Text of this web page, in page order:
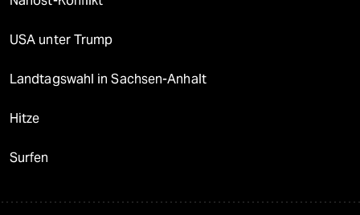
USA unter Trump
Landtagswahl in Sachsen-Anhalt
Hitze
Surfen